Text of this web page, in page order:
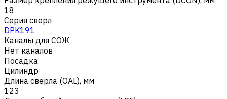
18
Серия сверл
DPK191
Каналы для СОЖ
Нет каналов
Посадка
Цилиндр
Длина сверла (OAL), мм
123